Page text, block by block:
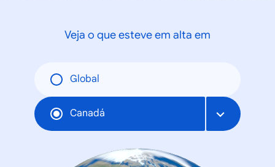
Veja o que esteve em alta em
Global
Canadá